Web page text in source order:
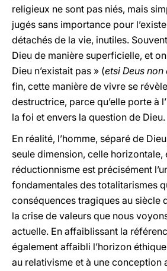
religieux ne sont pas niés, mais
jugés sans importance pour
détachés de la vie, inutiles.
Dieu de manière superficielle, et
Dieu n’existait pas » (etsi Deus
fin, cette manière de vivre se
destructrice, parce qu’elle porte à
la foi et envers la question de Dieu.
En réalité, l’homme, séparé de
seule dimension, celle horizontale,
réductionnisme est précisément
fondamentales des totalitarismes
conséquences tragiques au siècle
la crise de valeurs que nous
actuelle. En affaiblissant la
également affaibli l’horizon
au relativisme et à une conception